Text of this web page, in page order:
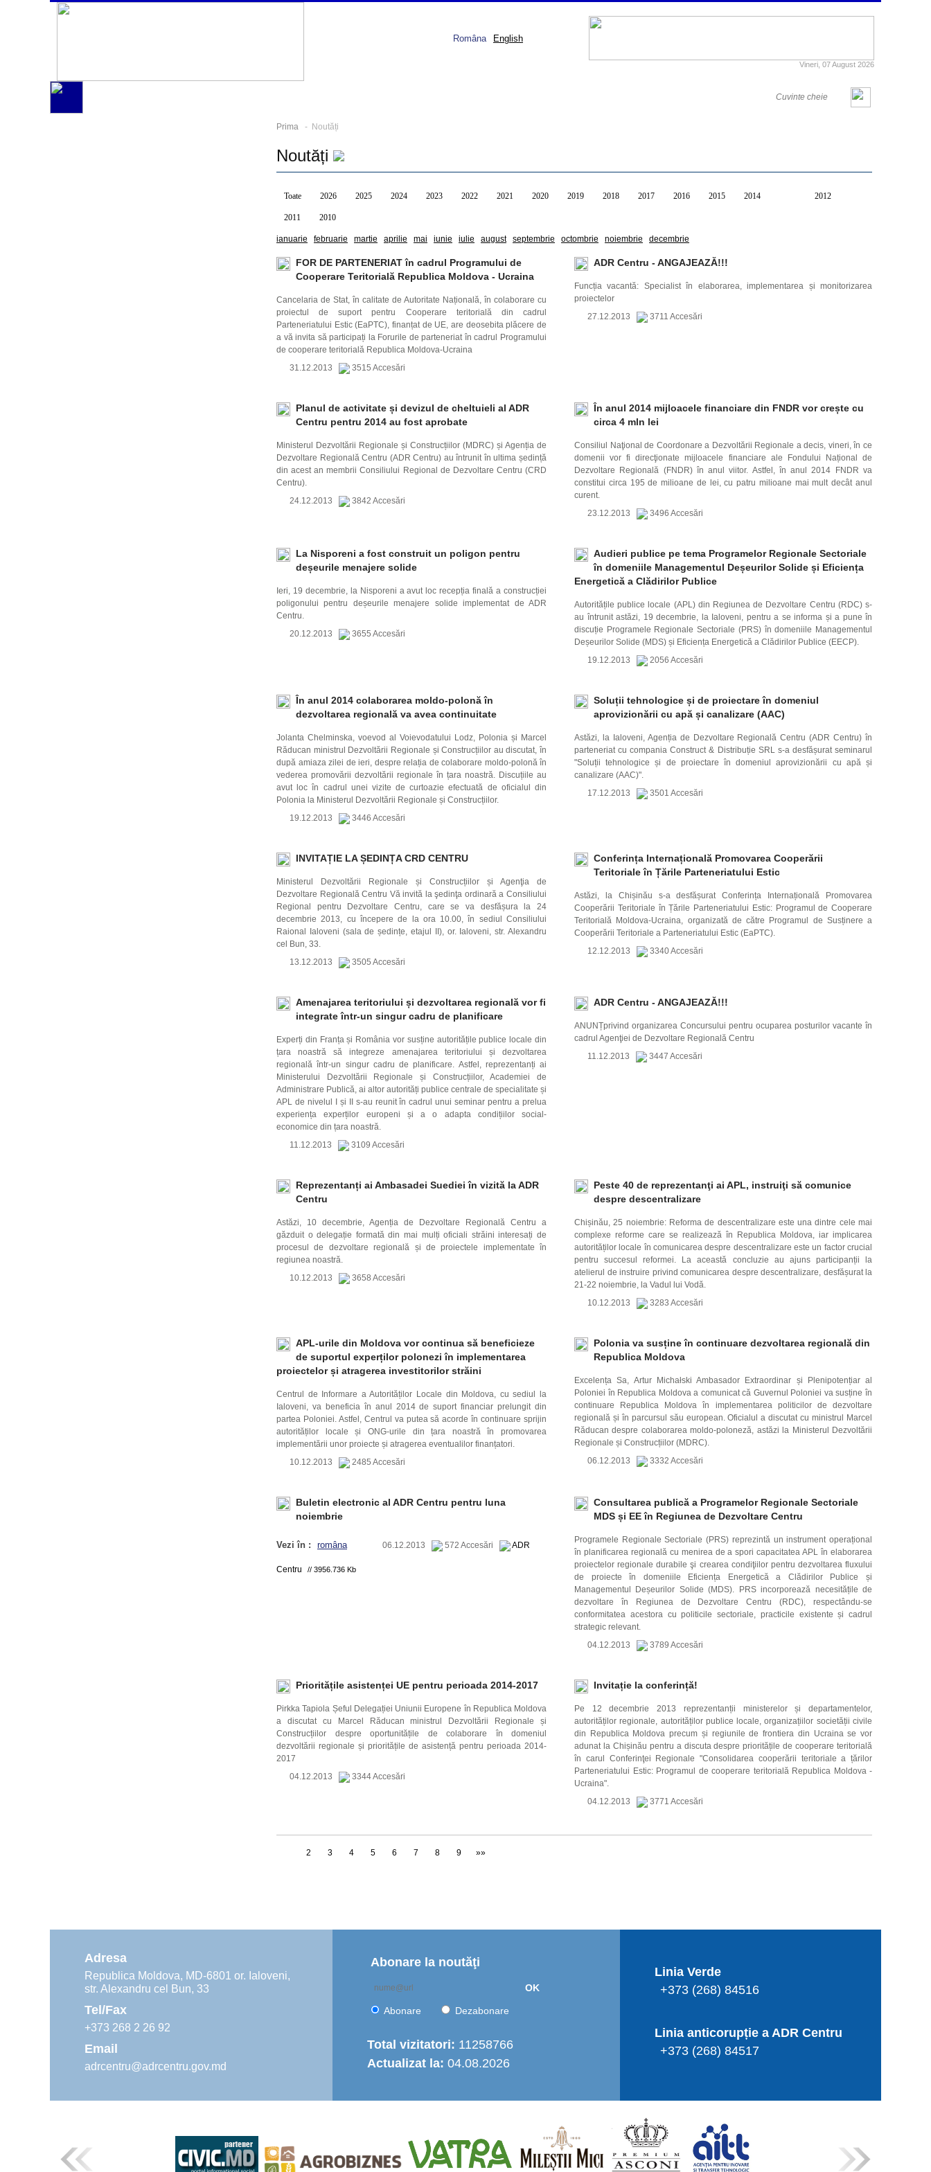
Vineri, 07 August 2026
Româna English
Prima - Noutăți
Noutăți
Toate 2026 2025 2024 2023 2022 2021 2020 2019 2018 2017 2016 2015 2014 2012
2011 2010
ianuarie februarie martie aprilie mai iunie iulie august septembrie octombrie noiembrie decembrie
FOR DE PARTENERIAT în cadrul Programului de
Cooperare Teritorială Republica Moldova - Ucraina
Cancelaria de Stat, în calitate de Autoritate Națională, în colaborare cu
proiectul de suport pentru Cooperare teritorială din cadrul
Parteneriatului Estic (EaPTC), finanțat de UE, are deosebita plăcere de
a vă invita să participați la Forurile de parteneriat în cadrul Programului
de cooperare teritorială Republica Moldova-Ucraina
31.12.2013
3515 Accesări
ADR Centru - ANGAJEAZĂ!!!
Funcția vacantă: Specialist în elaborarea, implementarea și monitorizarea
proiectelor
27.12.2013
3711 Accesări
Planul de activitate și devizul de cheltuieli al ADR
Centru pentru 2014 au fost aprobate
Ministerul Dezvoltării Regionale și Construcțiilor (MDRC) și Agenția de
Dezvoltare Regională Centru (ADR Centru) au întrunit în ultima ședință
din acest an membrii Consiliului Regional de Dezvoltare Centru (CRD
Centru).
24.12.2013
3842 Accesări
În anul 2014 mijloacele financiare din FNDR vor crește cu
circa 4 mln lei
Consiliul Naţional de Coordonare a Dezvoltării Regionale a decis, vineri, în ce
domenii vor fi direcţionate mijloacele financiare ale Fondului Național de
Dezvoltare Regională (FNDR) în anul viitor. Astfel, în anul 2014 FNDR va
constitui circa 195 de milioane de lei, cu patru milioane mai mult decât anul
curent.
23.12.2013
3496 Accesări
La Nisporeni a fost construit un poligon pentru
deșeurile menajere solide
Ieri, 19 decembrie, la Nisporeni a avut loc recepția finală a construcției
poligonului pentru deșeurile menajere solide implementat de ADR
Centru.
20.12.2013
3655 Accesări
Audieri publice pe tema Programelor Regionale Sectoriale
în domeniile Managementul Deșeurilor Solide și Eficiența
Energetică a Clădirilor Publice
Autoritățile publice locale (APL) din Regiunea de Dezvoltare Centru (RDC) s-
au întrunit astăzi, 19 decembrie, la Ialoveni, pentru a se informa și a pune în
discuție Programele Regionale Sectoriale (PRS) în domeniile Managementul
Deșeurilor Solide (MDS) și Eficiența Energetică a Clădirilor Publice (EECP).
19.12.2013
2056 Accesări
În anul 2014 colaborarea moldo-polonă în
dezvoltarea regională va avea continuitate
Jolanta Chelminska, voevod al Voievodatului Lodz, Polonia și Marcel
Răducan ministrul Dezvoltării Regionale și Construcțiilor au discutat, în
după amiaza zilei de ieri, despre relația de colaborare moldo-polonă în
vederea promovării dezvoltării regionale în țara noastră. Discuțiile au
avut loc în cadrul unei vizite de curtoazie efectuată de oficialul din
Polonia la Ministerul Dezvoltării Regionale și Construcțiilor.
19.12.2013
3446 Accesări
Soluții tehnologice și de proiectare în domeniul
aprovizionării cu apă și canalizare (AAC)
Astăzi, la Ialoveni, Agenția de Dezvoltare Regională Centru (ADR Centru) în
parteneriat cu compania Construct & Distribuție SRL s-a desfășurat seminarul
"Soluții tehnologice și de proiectare în domeniul aprovizionării cu apă și
canalizare (AAC)".
17.12.2013
3501 Accesări
INVITAȚIE LA ȘEDINȚA CRD CENTRU
Ministerul Dezvoltării Regionale și Construcțiilor și Agenţia de
Dezvoltare Regională Centru Vă invită la şedinţa ordinară a Consiliului
Regional pentru Dezvoltare Centru, care se va desfășura la 24
decembrie 2013, cu începere de la ora 10.00, în sediul Consiliului
Raional Ialoveni (sala de ședințe, etajul II), or. Ialoveni, str. Alexandru
cel Bun, 33.
13.12.2013
3505 Accesări
Conferința Internațională Promovarea Cooperării
Teritoriale în Țările Parteneriatului Estic
Astăzi, la Chișinău s-a desfășurat Conferința Internațională Promovarea
Cooperării Teritoriale în Țările Parteneriatului Estic: Programul de Cooperare
Teritorială Moldova-Ucraina, organizată de către Programul de Susținere a
Cooperării Teritoriale a Parteneriatului Estic (EaPTC).
12.12.2013
3340 Accesări
Amenajarea teritoriului și dezvoltarea regională vor fi
integrate într-un singur cadru de planificare
Experți din Franța și România vor susține autoritățile publice locale din
țara noastră să integreze amenajarea teritoriului și dezvoltarea
regională într-un singur cadru de planificare. Astfel, reprezentanți ai
Ministerului Dezvoltării Regionale și Construcțiilor, Academiei de
Administrare Publică, ai altor autorități publice centrale de specialitate și
APL de nivelul I și II s-au reunit în cadrul unui seminar pentru a prelua
experiența experților europeni și a o adapta condițiilor social-
economice din țara noastră.
11.12.2013
3109 Accesări
ADR Centru - ANGAJEAZĂ!!!
ANUNȚprivind organizarea Concursului pentru ocuparea posturilor vacante în
cadrul Agenţiei de Dezvoltare Regională Centru
11.12.2013
3447 Accesări
Reprezentanți ai Ambasadei Suediei în vizită la ADR
Centru
Astăzi, 10 decembrie, Agenția de Dezvoltare Regională Centru a
găzduit o delegație formată din mai mulți oficiali străini interesați de
procesul de dezvoltare regională și de proiectele implementate în
regiunea noastră.
10.12.2013
3658 Accesări
Peste 40 de reprezentanţi ai APL, instruiţi să comunice
despre descentralizare
Chișinău, 25 noiembrie: Reforma de descentralizare este una dintre cele mai
complexe reforme care se realizează în Republica Moldova, iar implicarea
autorităților locale în comunicarea despre descentralizare este un factor crucial
pentru succesul reformei. La această concluzie au ajuns participanții la
atelierul de instruire privind comunicarea despre descentralizare, desfășurat la
21-22 noiembrie, la Vadul lui Vodă.
10.12.2013
3283 Accesări
APL-urile din Moldova vor continua să beneficieze
de suportul experților polonezi în implementarea
proiectelor și atragerea investitorilor străini
Centrul de Informare a Autorităților Locale din Moldova, cu sediul la
Ialoveni, va beneficia în anul 2014 de suport financiar prelungit din
partea Poloniei. Astfel, Centrul va putea să acorde în continuare sprijin
autorităților locale și ONG-urile din țara noastră în promovarea
implementării unor proiecte și atragerea eventualilor finanțatori.
10.12.2013
2485 Accesări
Polonia va susține în continuare dezvoltarea regională din
Republica Moldova
Excelența Sa, Artur Michałski Ambasador Extraordinar și Plenipotențiar al
Poloniei în Republica Moldova a comunicat că Guvernul Poloniei va susține în
continuare Republica Moldova în implementarea politicilor de dezvoltare
regională și în parcursul său european. Oficialul a discutat cu ministrul Marcel
Răducan despre colaborarea moldo-poloneză, astăzi la Ministerul Dezvoltării
Regionale și Construcțiilor (MDRC).
06.12.2013
3332 Accesări
Buletin electronic al ADR Centru pentru luna
noiembrie
Vezi în : româna 06.12.2013 572 Accesări ADR
Centru // 3956.736 Kb
Consultarea publică a Programelor Regionale Sectoriale
MDS și EE în Regiunea de Dezvoltare Centru
Programele Regionale Sectoriale (PRS) reprezintă un instrument operațional
în planificarea regională cu menirea de a spori capacitatea APL în elaborarea
proiectelor regionale durabile şi crearea condiţiilor pentru dezvoltarea fluxului
de proiecte în domeniile Eficiența Energetică a Clădirilor Publice și
Managementul Deșeurilor Solide (MDS). PRS incorporează necesitățile de
dezvoltare în Regiunea de Dezvoltare Centru (RDC), respectându-se
conformitatea acestora cu politicile sectoriale, practicile existente și cadrul
strategic relevant.
04.12.2013
3789 Accesări
Prioritățile asistenței UE pentru perioada 2014-2017
Pirkka Tapiola Șeful Delegației Uniunii Europene în Republica Moldova
a discutat cu Marcel Răducan ministrul Dezvoltării Regionale și
Construcțiilor despre oportunitățile de colaborare în domeniul
dezvoltării regionale și prioritățile de asistență pentru perioada 2014-
2017
04.12.2013
3344 Accesări
Invitație la conferință!
Pe 12 decembrie 2013 reprezentanții ministerelor și departamentelor,
autorităților regionale, autorităților publice locale, organizațiilor societății civile
din Republica Moldova precum și regiunile de frontiera din Ucraina se vor
adunat la Chișinău pentru a discuta despre prioritățile de cooperare teritorială
în carul Conferinţei Regionale "Consolidarea cooperării teritoriale a țărilor
Parteneriatului Estic: Programul de cooperare teritorială Republica Moldova -
Ucraina".
04.12.2013
3771 Accesări
2 3 4 5 6 7 8 9 »»
Adresa
Republica Moldova, MD-6801 or. Ialoveni,
str. Alexandru cel Bun, 33
Tel/Fax
+373 268 2 26 92
Email
adrcentru@adrcentru.gov.md
Abonare la noutăţi
OK
Abonare Dezabonare
Total vizitatori: 11258766
Actualizat la: 04.08.2026
Linia Verde
+373 (268) 84516
Linia anticorupție a ADR Centru
+373 (268) 84517